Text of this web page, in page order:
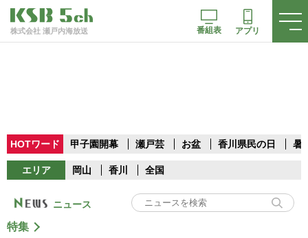
株式会社 瀬戸内海放送 番組表 アプリ
HOTワード 甲子園開幕 瀬戸芸 お盆 香川県民の日 暑
エリア 岡山 香川 全国
ニュース
特集